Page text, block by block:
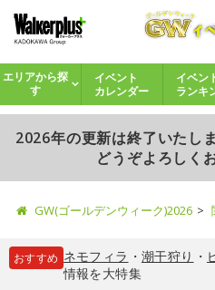
エリアから探
す
イベント
カレンダー
イベン
ランキ
2026年の更新は終了いたし
どうぞよろしく
GW(ゴールデンウィーク)2026
おすすめ ネモフィラ ・ 潮干狩り ・
情報を大特集